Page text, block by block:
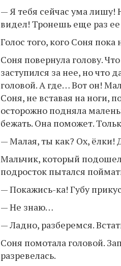
— Я тебя сейчас ума лишу!
видел! Тронешь еще раз
Голос того, кого Соня
Соня повернула голову.
заступился за нее, но что
головой. А где… Вот он!
Соня, не вставая на ноги,
осторожно подняла
бежать. Она поможет.
— Малая, ты как? Ох, ёлки!
Мальчик, который
подросток пытался
— Покажись-ка! Губу
— Не знаю…
— Ладно, разберемся.
Соня помотала головой.
разревелась.